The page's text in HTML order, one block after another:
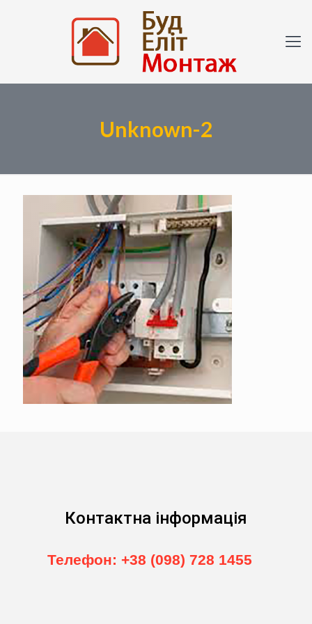
Unknown-2
Контактна інформація
Телефон: +38 (098) 728 1455